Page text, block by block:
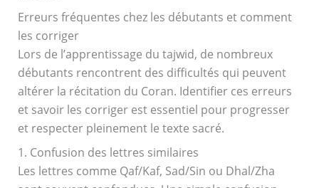
Erreurs fréquentes chez les débutants et comment
les corriger
Lors de l’apprentissage du tajwid, de nombreux
débutants rencontrent des difficultés qui peuvent
altérer la récitation du Coran. Identifier ces erreurs
et savoir les corriger est essentiel pour progresser
et respecter pleinement le texte sacré.
1. Confusion des lettres similaires
Les lettres comme Qaf/Kaf, Sad/Sin ou Dhal/Zha